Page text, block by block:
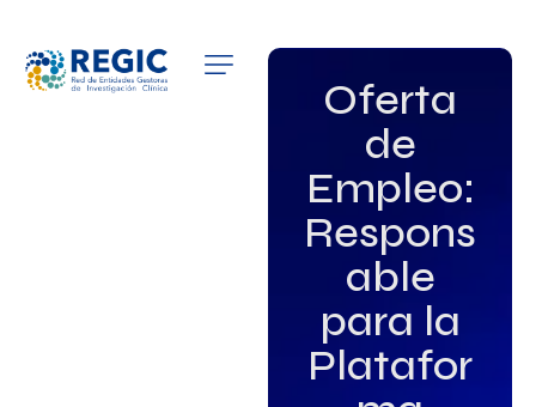
Oferta
de
Empleo:
Respons
able
para la
Platafor
QUIÉNES SOMOS
PATROCINADORES
GRUPOS DE INTERÉS